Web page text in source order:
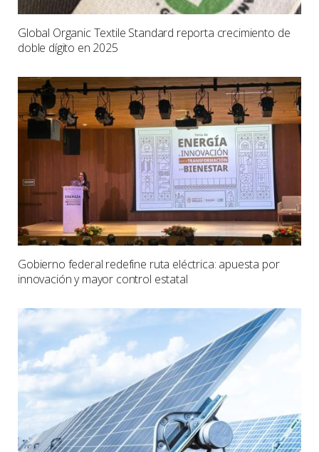
Global Organic Textile Standard reporta crecimiento de
doble dígito en 2025
Gobierno federal redefine ruta eléctrica: apuesta por
innovación y mayor control estatal